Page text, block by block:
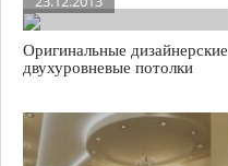
Оригинальные дизайнерские
двухуровневые потолки